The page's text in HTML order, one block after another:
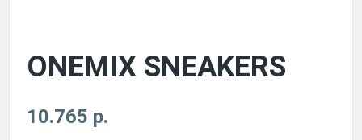
ONEMIX SNEAKERS
10.765 р.